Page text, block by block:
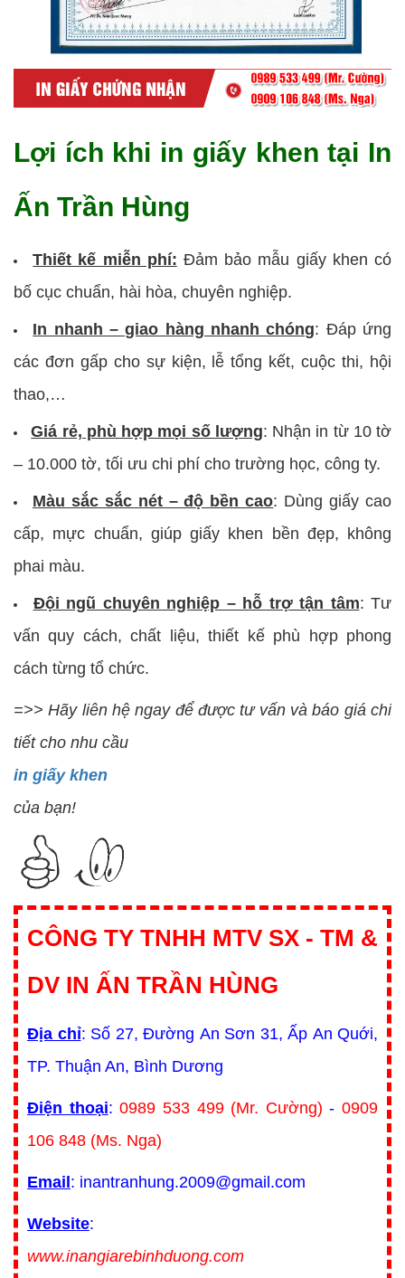
Lợi ích khi in giấy khen tại In
Ấn Trần Hùng
Thiết kế miễn phí: Đảm bảo mẫu giấy khen có
bố cục chuẩn, hài hòa, chuyên nghiệp.
In nhanh – giao hàng nhanh chóng: Đáp ứng
các đơn gấp cho sự kiện, lễ tổng kết, cuộc thi, hội
thao,…
Giá rẻ, phù hợp mọi số lượng: Nhận in từ 10 tờ
– 10.000 tờ, tối ưu chi phí cho trường học, công ty.
Màu sắc sắc nét – độ bền cao: Dùng giấy cao
cấp, mực chuẩn, giúp giấy khen bền đẹp, không
phai màu.
Đội ngũ chuyên nghiệp – hỗ trợ tận tâm: Tư
vấn quy cách, chất liệu, thiết kế phù hợp phong
cách từng tổ chức.
=>> Hãy liên hệ ngay để được tư vấn và báo giá chi
tiết cho nhu cầu
in giấy khen
của bạn!
CÔNG TY TNHH MTV SX - TM &
DV IN ẤN TRẦN HÙNG
Địa chỉ: Số 27, Đường An Sơn 31, Ấp An Quới,
TP. Thuận An, Bình Dương
Điện thoại:0989 533 499 (Mr. Cường) - 0909
106 848 (Ms. Nga)
Email: inantranhung.2009@gmail.com
Website:
www.inangiarebinhduong.com